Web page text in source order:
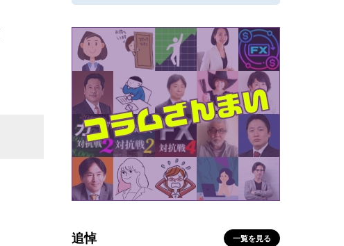
追悼 一覧を見る